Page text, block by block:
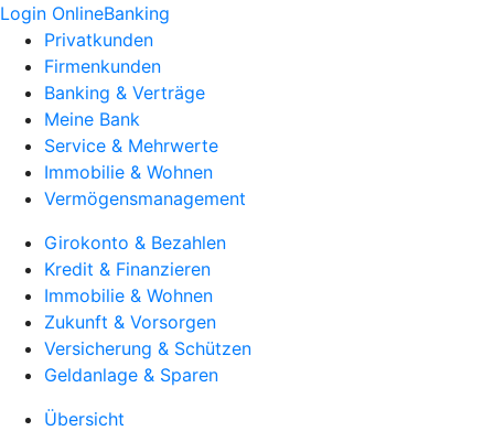
Login OnlineBanking
Privatkunden
Firmenkunden
Banking & Verträge
Meine Bank
Service & Mehrwerte
Immobilie & Wohnen
Vermögensmanagement
Girokonto & Bezahlen
Kredit & Finanzieren
Immobilie & Wohnen
Zukunft & Vorsorgen
Versicherung & Schützen
Geldanlage & Sparen
Übersicht